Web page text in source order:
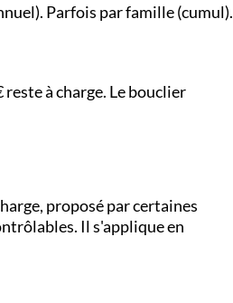
Parfois par famille (cumul).
à charge. Le bouclier
proposé par certaines
Il s'applique en